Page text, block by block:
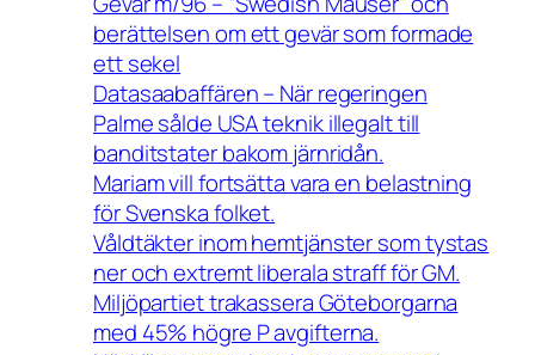
berättelsen om ett gevär som formade
ett sekel
Datasaabaffären – När regeringen
Palme sålde USA teknik illegalt till
banditstater bakom järnridån.
Mariam vill fortsätta vara en belastning
för Svenska folket.
Våldtäkter inom hemtjänster som tystas
ner och extremt liberala straff för GM.
Miljöpartiet trakassera Göteborgarna
med 45% högre P avgifterna.